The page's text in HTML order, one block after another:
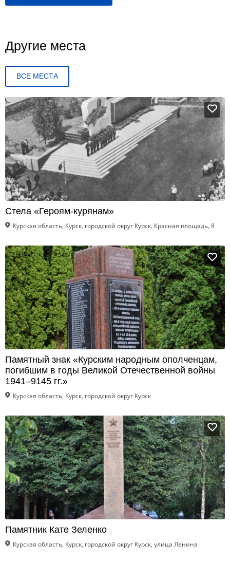
Другие места
ВСЕ МЕСТА
Стела «Героям-курянам»
Курская область, Курск, городской округ Курск, Красная площадь, 8
Памятный знак «Курским народным ополченцам,
погибшим в годы Великой Отечественной войны
1941–9145 гг.»
Курская область, Курск, городской округ Курск
Памятник Кате Зеленко
Курская область, Курск, городской округ Курск, улица Ленина